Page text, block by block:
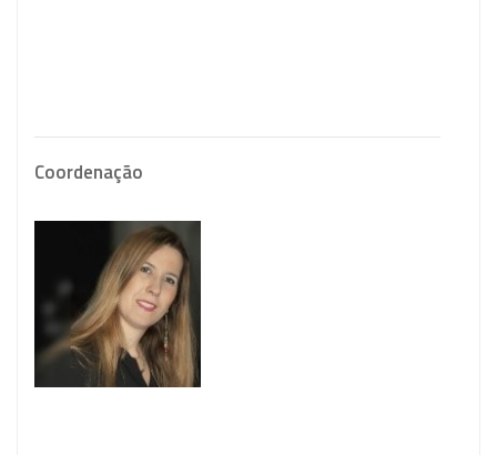
Coordenação